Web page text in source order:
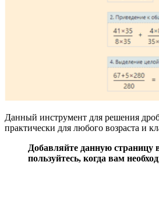
Данный инструмент для решения
практически для любого возраста и
Добавляйте данную страницу
пользуйтесь, когда вам